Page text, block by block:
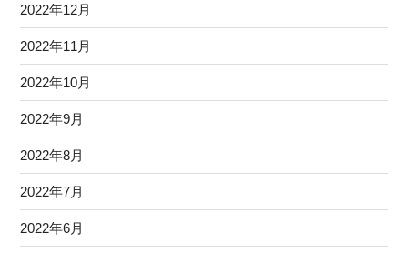
2022年12月
2022年11月
2022年10月
2022年9月
2022年8月
2022年7月
2022年6月